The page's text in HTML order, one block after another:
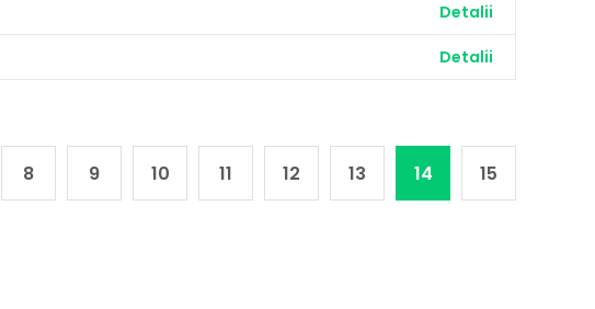
Detalii
Detalii
8 9 10 11 12 13 14 15